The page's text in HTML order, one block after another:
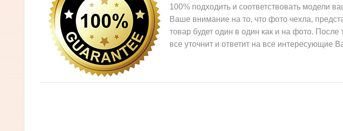
100% подходить и соответствовать модели
Ваше внимание на то, что фото чехла,
товар будет один в один как и на фото.
все уточнит и ответит на все интересующие